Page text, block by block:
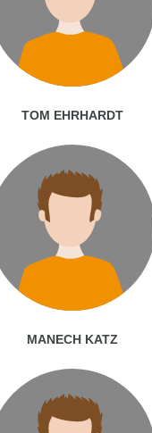
TOM EHRHARDT
MANECH KATZ